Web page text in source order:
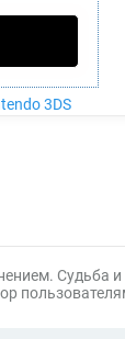
Wii U
3DS
Судьба и